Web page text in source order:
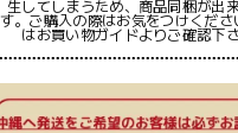
生してしまうため、商品同梱が出
す。ご購入の際はお気をつけくださ
はお買い物ガイドよりご確認下さ